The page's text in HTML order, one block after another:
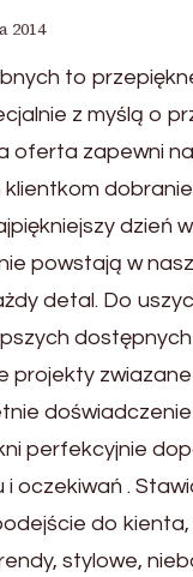
2014
to
z myślą o
oferta zapewni
dzień
powstają w
detal. Do
dostępnych
projekty zwiazane
doświadczenie
perfekcyjnie
oczekiwań .
do kienta,
stylowe,